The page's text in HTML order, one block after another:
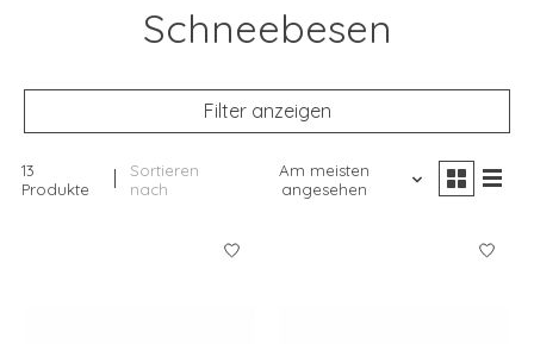
Schneebesen
Filter anzeigen
13
Produkte
Sortieren
nach
Am meisten
angesehen